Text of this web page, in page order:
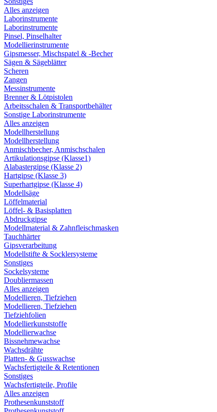
Alles anzeigen
Laborinstrumente
Laborinstrumente
Pinsel, Pinselhalter
Modellierinstrumente
Gipsmesser, Mischspatel & -Becher
Sägen & Sägeblätter
Scheren
Zangen
Messinstrumente
Brenner & Lötpistolen
Arbeitsschalen & Transportbehälter
Sonstige Laborinstrumente
Alles anzeigen
Modellherstellung
Modellherstellung
Anmischbecher, Anmischschalen
Artikulationsgipse (Klasse1)
Alabastergipse (Klasse 2)
Hartgipse (Klasse 3)
Superhartgipse (Klasse 4)
Modellsäge
Löffelmaterial
Löffel- & Basisplatten
Abdruckgipse
Modellmaterial & Zahnfleischmasken
Tauchhärter
Gipsverarbeitung
Modellstifte & Socklersysteme
Sonstiges
Sockelsysteme
Doubliermassen
Alles anzeigen
Modellieren, Tiefziehen
Modellieren, Tiefziehen
Tiefziehfolien
Modellierkunststoffe
Modellierwachse
Bissnehmewachse
Wachsdrähte
Platten- & Gusswachse
Wachsfertigteile & Retentionen
Sonstiges
Wachsfertigteile, Profile
Alles anzeigen
Prothesenkunststoff